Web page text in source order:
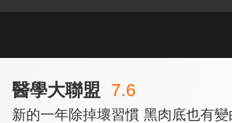
醫學大聯盟 7.6
新的一年除掉壞習慣 黑肉底也有